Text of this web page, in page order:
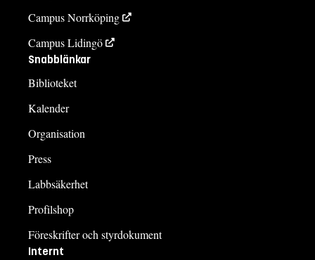
Campus Norrköping
Campus Lidingö
Snabblänkar
Biblioteket
Kalender
Organisation
Press
Labbsäkerhet
Profilshop
Föreskrifter och styrdokument
Internt